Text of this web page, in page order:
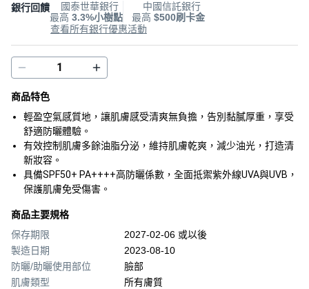
銀行回饋
國泰世華銀行
最高 3.3%小樹點
中國信託銀行
最高 $500刷卡金
查看所有銀行優惠活動
商品特色
輕盈空氣感質地，讓肌膚感受清爽無負擔，告別黏膩厚重，享受
舒適防曬體驗。
有效控制肌膚多餘油脂分泌，維持肌膚乾爽，減少油光，打造清
新妝容。
具備SPF50+ PA++++高防曬係數，全面抵禦紫外線UVA與UVB，
保護肌膚免受傷害。
商品主要規格
保存期限
2027-02-06 或以後
製造日期
2023-08-10
防曬/助曬使用部位
臉部
肌膚類型
所有膚質